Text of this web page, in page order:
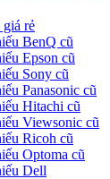
rẻ
BenQ cũ
Epson cũ
Sony cũ
Panasonic cũ
Hitachi cũ
Viewsonic cũ
Ricoh cũ
Optoma cũ
Dell